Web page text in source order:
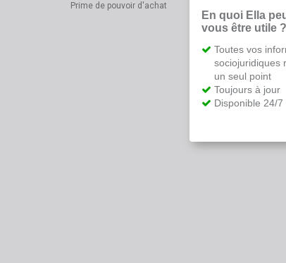
Prime de pouvoir d'achat
En quoi Ella
vous être utile ?
Toutes vos
sociojuridiques
un seul point
Toujours à jour
Disponible 24/7